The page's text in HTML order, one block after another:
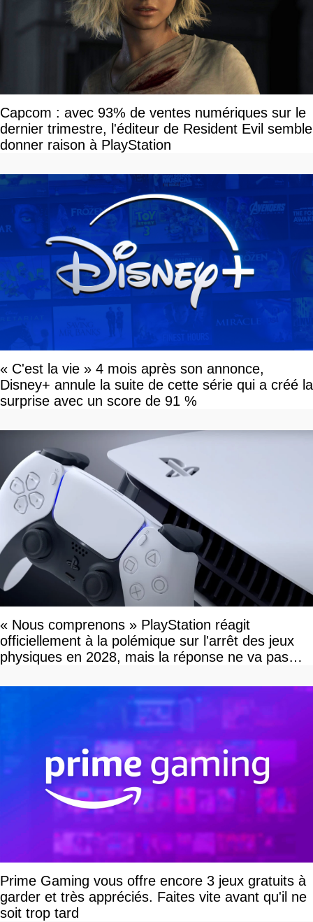
Capcom : avec 93% de ventes numériques sur le
dernier trimestre, l'éditeur de Resident Evil semble
donner raison à PlayStation
« C'est la vie » 4 mois après son annonce,
Disney+ annule la suite de cette série qui a créé la
surprise avec un score de 91 %
« Nous comprenons » PlayStation réagit
officiellement à la polémique sur l'arrêt des jeux
physiques en 2028, mais la réponse ne va pas
Prime Gaming vous offre encore 3 jeux gratuits à
garder et très appréciés. Faites vite avant qu'il ne
soit trop tard